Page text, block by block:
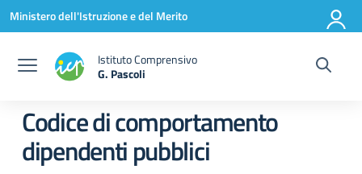
Vai ai contenuti
Vai al menu di navigazione
Vai al footer
Ministero dell'Istruzione e del Merito
Istituto Comprensivo
G. Pascoli
Codice di comportamento
dipendenti pubblici